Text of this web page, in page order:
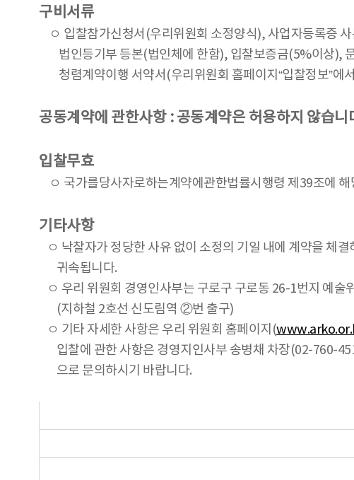
구비서류
ㅇ 입찰참가신청서(우리위원회 소정양식), 사업자등록증
법인등기부 등본(법인체에 한함), 입찰보증금(5%이상),
청렴계약이행 서약서(우리위원회 홈페이지“입찰정보”에
공동계약에 관한사항 : 공동계약은 허용하지 않습니
입찰무효
ㅇ 국가를당사자로하는계약에관한법률시행령 제39조에 해
기타사항
ㅇ 낙찰자가 정당한 사유 없이 소정의 기일 내에 계약을 체
귀속됩니다.
ㅇ 우리 위원회 경영인사부는 구로구 구로동 26-1번지 예술
(지하철 2호선 신도림역 ②번 출구)
ㅇ 기타 자세한 사항은 우리 위원회 홈페이지(
입찰에 관한 사항은 경영지인사부 송병채 차장(02-760-
으로 문의하시기 바랍니다.